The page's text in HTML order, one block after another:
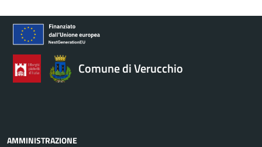
Comune di Verucchio
AMMINISTRAZIONE